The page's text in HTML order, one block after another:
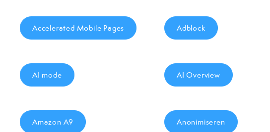
Accelerated Mobile Pages Adblock
AI mode AI Overview
Amazon A9 Anonimiseren